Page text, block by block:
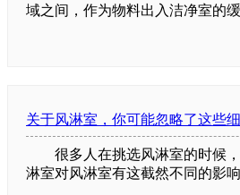
域之间，作为物料出入洁净室的
关于风淋室，你可能忽略了这些
很多人在挑选风淋室的时候，
淋室对风淋室有这截然不同的影